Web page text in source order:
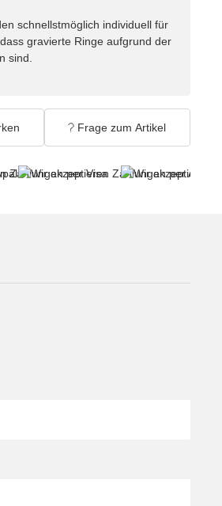
schnellstmöglich individuell für
gravierte Ringe aufgrund der
sind.
Frage zum Artikel